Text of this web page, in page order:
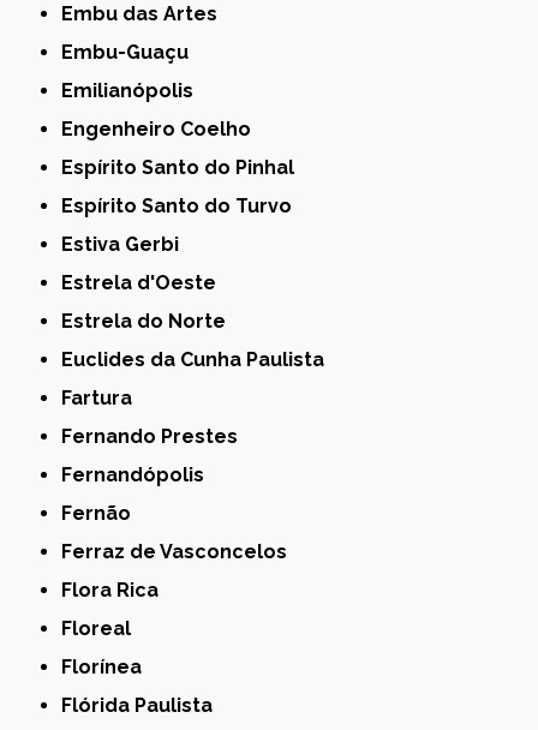
Embu das Artes
Embu-Guaçu
Emilianópolis
Engenheiro Coelho
Espírito Santo do Pinhal
Espírito Santo do Turvo
Estiva Gerbi
Estrela d'Oeste
Estrela do Norte
Euclides da Cunha Paulista
Fartura
Fernando Prestes
Fernandópolis
Fernão
Ferraz de Vasconcelos
Flora Rica
Floreal
Florínea
Flórida Paulista